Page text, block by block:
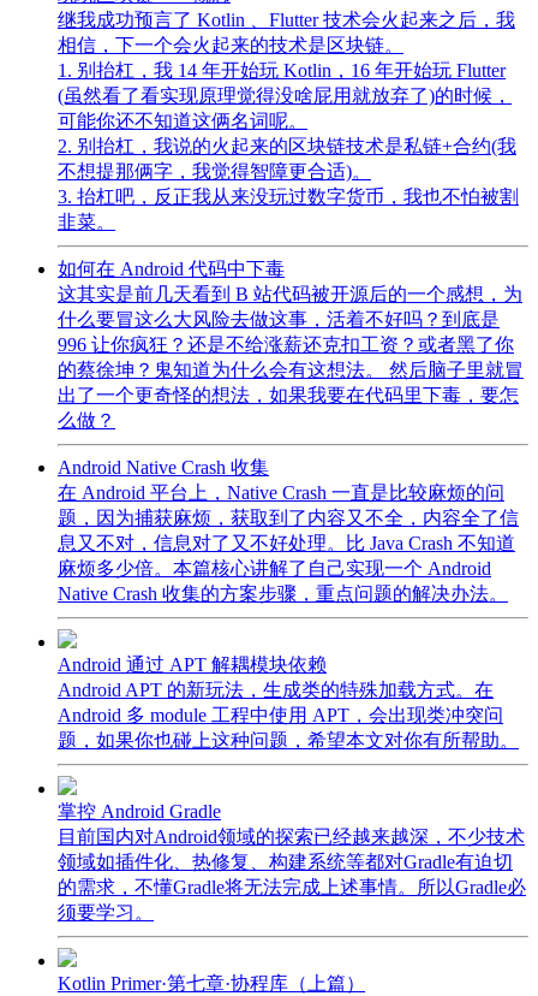
继我成功预言了 Kotlin 、Flutter 技术会火起来之后，我
相信，下一个会火起来的技术是区块链。
1. 别抬杠，我 14 年开始玩 Kotlin，16 年开始玩 Flutter
(虽然看了看实现原理觉得没啥屁用就放弃了)的时候，
可能你还不知道这俩名词呢。
2. 别抬杠，我说的火起来的区块链技术是私链+合约(我
不想提那俩字，我觉得智障更合适)。
3. 抬杠吧，反正我从来没玩过数字货币，我也不怕被割
韭菜。
如何在 Android 代码中下毒
这其实是前几天看到 B 站代码被开源后的一个感想，为
什么要冒这么大风险去做这事，活着不好吗？到底是
996 让你疯狂？还是不给涨薪还克扣工资？或者黑了你
的蔡徐坤？鬼知道为什么会有这想法。 然后脑子里就冒
出了一个更奇怪的想法，如果我要在代码里下毒，要怎
么做？
Android Native Crash 收集
在 Android 平台上，Native Crash 一直是比较麻烦的问
题，因为捕获麻烦，获取到了内容又不全，内容全了信
息又不对，信息对了又不好处理。比 Java Crash 不知道
麻烦多少倍。本篇核心讲解了自己实现一个 Android
Native Crash 收集的方案步骤，重点问题的解决办法。
Android 通过 APT 解耦模块依赖
Android APT 的新玩法，生成类的特殊加载方式。在
Android 多 module 工程中使用 APT，会出现类冲突问
题，如果你也碰上这种问题，希望本文对你有所帮助。
掌控 Android Gradle
目前国内对Android领域的探索已经越来越深，不少技术
领域如插件化、热修复、构建系统等都对Gradle有迫切
的需求，不懂Gradle将无法完成上述事情。所以Gradle必
须要学习。
Kotlin Primer·第七章·协程库（上篇）